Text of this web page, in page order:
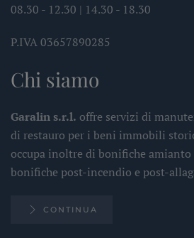
08.30 - 12.30 | 14.30 - 18.30
P.IVA 03657890285
Chi siamo
Garalin s.r.l. offre servizi di
di restauro per i beni immobili
occupa inoltre di bonifiche
bonifiche post-incendio e post-
CONTINUA